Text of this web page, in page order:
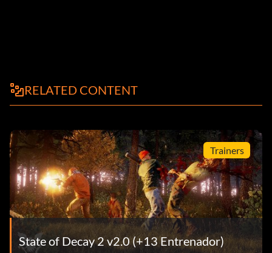
RELATED CONTENT
Trainers
State of Decay 2 v2.0 (+13 Entrenador)